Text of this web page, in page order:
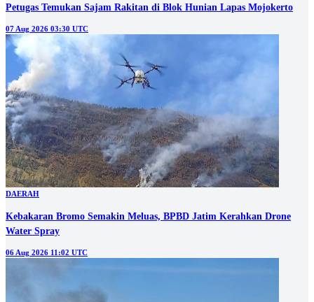
Petugas Temukan Sajam Rakitan di Blok Hunian Lapas Mojokerto
07 Aug 2026 03:30 UTC
DAERAH
Kebakaran Bromo Semakin Meluas, BPBD Jatim Kerahkan Drone
Water Spray
06 Aug 2026 11:02 UTC